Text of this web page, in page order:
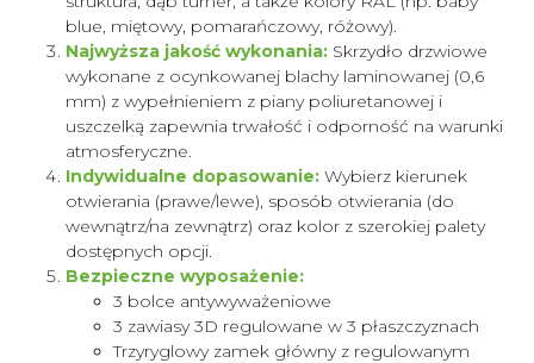
blue, miętowy, pomarańczowy, różowy).
Najwyższa jakość wykonania: Skrzydło drzwiowe
wykonane z ocynkowanej blachy laminowanej (0,6
mm) z wypełnieniem z piany poliuretanowej i
uszczelką zapewnia trwałość i odporność na warunki
atmosferyczne.
Indywidualne dopasowanie: Wybierz kierunek
otwierania (prawe/lewe), sposób otwierania (do
wewnątrz/na zewnątrz) oraz kolor z szerokiej palety
dostępnych opcji.
Bezpieczne wyposażenie:
3 bolce antywyważeniowe
3 zawiasy 3D regulowane w 3 płaszczyznach
Trzyryglowy zamek główny z regulowanym